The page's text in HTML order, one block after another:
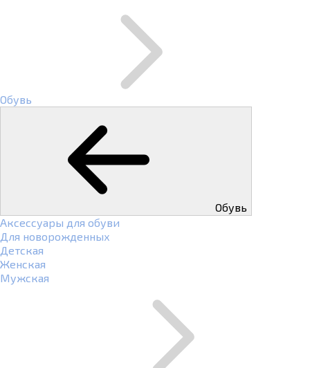
Обувь
Обувь
Аксессуары для обуви
Для новорожденных
Детская
Женская
Мужская